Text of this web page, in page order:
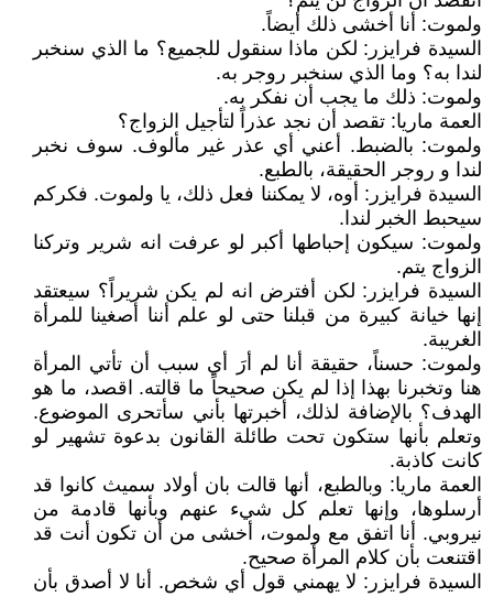
ولموت: أنا أخشى ذلك أيضاً.
السيدة فرايزر: لكن ماذا سنقول للجميع؟ ما الذي سنخبر
لندا به؟ وما الذي سنخبر روجر به.
ولموت: ذلك ما يجب أن نفكر به.
العمة ماريا: تقصد أن نجد عذراً لتأجيل الزواج؟
ولموت: بالضبط. أعني أي عذر غير مألوف. سوف نخبر
لندا و روجر الحقيقة، بالطبع.
السيدة فرايزر: أوه، لا يمكننا فعل ذلك، يا ولموت. فكركم
سيحبط الخبر لندا.
ولموت: سيكون إحباطها أكبر لو عرفت انه شرير وتركنا
الزواج يتم.
السيدة فرايزر: لكن أفترض انه لم يكن شريراً؟ سيعتقد
إنها خيانة كبيرة من قبلنا حتى لو علم أننا أصغينا للمرأة
الغريبة.
ولموت: حسناً، حقيقة أنا لم أرَ أي سبب أن تأتي المرأة
هنا وتخبرنا بهذا إذا لم يكن صحيحاً ما قالته. اقصد، ما هو
الهدف؟ بالإضافة لذلك، أخبرتها بأني سأتحرى الموضوع.
وتعلم بأنها ستكون تحت طائلة القانون بدعوة تشهير لو
كانت كاذبة.
العمة ماريا: وبالطبع، أنها قالت بان أولاد سميث كانوا قد
أرسلوها، وإنها تعلم كل شيء عنهم وبأنها قادمة من
نيروبي. أنا اتفق مع ولموت، أخشى من أن تكون أنت قد
اقتنعت بأن كلام المرأة صحيح.
السيدة فرايزر: لا يهمني قول أي شخص. أنا لا أصدق بأن